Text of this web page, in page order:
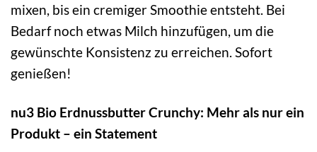
mixen, bis ein cremiger Smoothie entsteht. Bei
Bedarf noch etwas Milch hinzufügen, um die
gewünschte Konsistenz zu erreichen. Sofort
genießen!
nu3 Bio Erdnussbutter Crunchy: Mehr als nur ein
Produkt – ein Statement